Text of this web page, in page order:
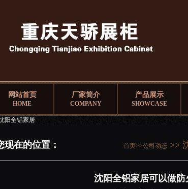
网站首页
HOME
厂家简介
COMPANY
产品展示
SHOWCASE
现在的位置： 首页>>公司动态 >>
沈阳全铝家居可以做